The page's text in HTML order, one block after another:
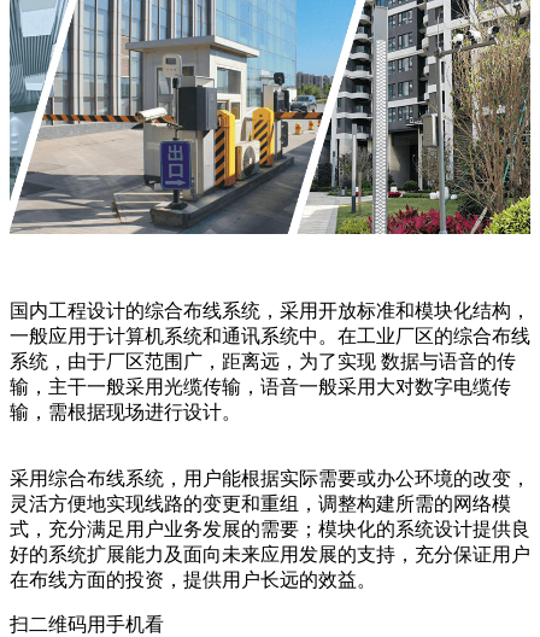
国内工程设计的综合布线系统，采用开放标准和模块化结构，
一般应用于计算机系统和通讯系统中。在工业厂区的综合布线
系统，由于厂区范围广，距离远，为了实现 数据与语音的传
输，主干一般采用光缆传输，语音一般采用大对数字电缆传
输，需根据现场进行设计。
采用综合布线系统，用户能根据实际需要或办公环境的改变，
灵活方便地实现线路的变更和重组，调整构建所需的网络模
式，充分满足用户业务发展的需要；模块化的系统设计提供良
好的系统扩展能力及面向未来应用发展的支持，充分保证用户
在布线方面的投资，提供用户长远的效益。
扫二维码用手机看